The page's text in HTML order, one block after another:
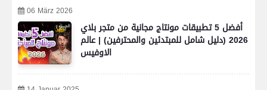
06 März 2026
أفضل 5 تطبيقات مونتاج مجانية من متجر بلاي
2026 (دليل شامل للمبتدئين والمحترفين) | عالم
الاوفيس